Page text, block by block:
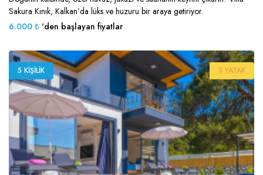
Sakura Kınık, Kalkan’da lüks ve huzuru bir araya getiriyor.
6.000 ₺ 'den başlayan fiyatlar
5 KIŞILIK 3 YATAK